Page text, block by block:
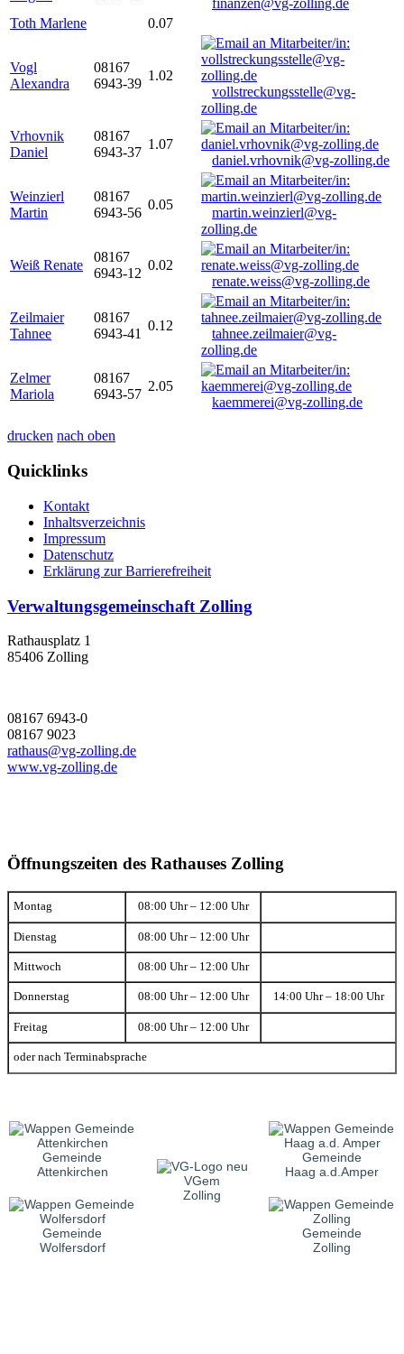
finanzen@vg-zolling.de
Toth Marlene
0.07
Vogl
Alexandra
08167
6943-39
1.02
vollstreckungsstelle@vg-
zolling.de
Vrhovnik
Daniel
08167
6943-37
1.07
daniel.vrhovnik@vg-zolling.de
Weinzierl
Martin
08167
6943-56
0.05
martin.weinzierl@vg-
zolling.de
Weiß Renate
08167
6943-12
0.02
renate.weiss@vg-zolling.de
Zeilmaier
Tahnee
08167
6943-41
0.12
tahnee.zeilmaier@vg-
zolling.de
Zelmer
Mariola
08167
6943-57
2.05
kaemmerei@vg-zolling.de
drucken nach oben
Quicklinks
Kontakt
Inhaltsverzeichnis
Impressum
Datenschutz
Erklärung zur Barrierefreiheit
Verwaltungsgemeinschaft Zolling
Rathausplatz 1
85406 Zolling
08167 6943-0
08167 9023
rathaus@vg-zolling.de
www.vg-zolling.de
Öffnungszeiten des Rathauses Zolling
Montag 08:00 Uhr – 12:00 Uhr
Dienstag 08:00 Uhr – 12:00 Uhr
Mittwoch 08:00 Uhr – 12:00 Uhr
Donnerstag 08:00 Uhr – 12:00 Uhr 14:00 Uhr – 18:00 Uhr
Freitag 08:00 Uhr – 12:00 Uhr
oder nach Terminabsprache
Gemeinde
Attenkirchen
VGem
Zolling
Gemeinde
Haag a.d.Amper
Gemeinde
Wolfersdorf
Gemeinde
Zolling